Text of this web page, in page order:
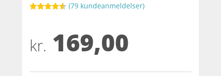
på
kundebedø
(79 kundeanmeldelser)
kr. 169,00